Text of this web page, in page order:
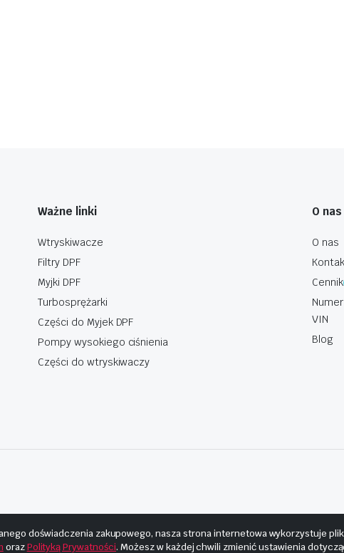
Ważne linki
Wtryskiwacze
Filtry DPF
Myjki DPF
Turbosprężarki
Części do Myjek DPF
Pompy wysokiego ciśnienia
Części do wtryskiwaczy
O nas
O nas
Cennik
VIN
Blog
doświadczenia zakupowego, nasza strona internetowa wykorzystuje
orazPolityką Prywatności. Możesz w każdej chwili zmienić ustawienia